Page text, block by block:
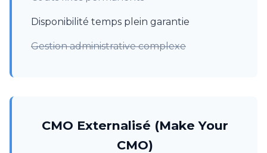
Disponibilité temps plein garantie
Gestion administrative complexe
CMO Externalisé (Make Your
CMO)